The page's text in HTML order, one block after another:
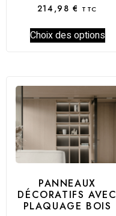
214,98€ TTC
Choix des options
PANNEAUX
DÉCORATIFS AVEC
PLAQUAGE BOIS